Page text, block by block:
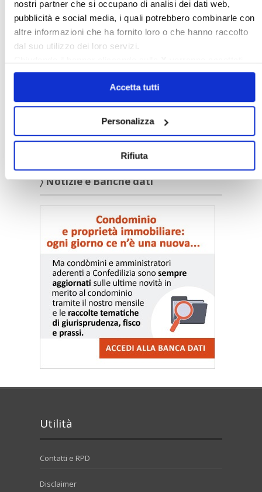
nostri partner che si occupano di analisi dei dati web,
pubblicità e social media, i quali potrebbero combinarle con
altre informazioni che ha fornito loro o che hanno raccolto
dal suo utilizzo dei loro servizi.
solo i cookie necessari.
Accetta tutti
Personalizza
Rifiuta
〉 Notizie e Banche dati
Utilità
Contatti e RPD
Disclaimer